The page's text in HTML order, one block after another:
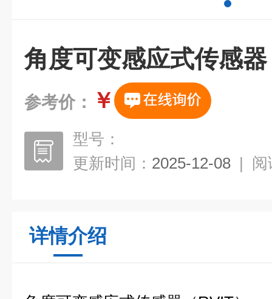
角度可变感应式传感
参考价： ￥
型号：
更新时间： 2025-12-08 | 阅
详情介绍